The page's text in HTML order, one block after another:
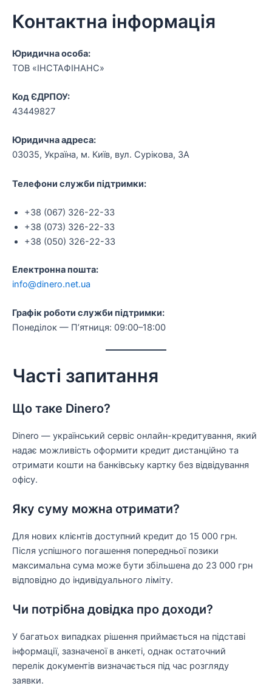
Контактна інформація
Юридична особа:
ТОВ «ІНСТАФІНАНС»
Код ЄДРПОУ:
43449827
Юридична адреса:
03035, Україна, м. Київ, вул. Сурікова, 3А
Телефони служби підтримки:
+38 (067) 326-22-33
+38 (073) 326-22-33
+38 (050) 326-22-33
Електронна пошта:
info@dinero.net.ua
Графік роботи служби підтримки:
Понеділок — П’ятниця: 09:00–18:00
Часті запитання
Що таке Dinero?
Dinero — український сервіс онлайн-кредитування, який
надає можливість оформити кредит дистанційно та
отримати кошти на банківську картку без відвідування
офісу.
Яку суму можна отримати?
Для нових клієнтів доступний кредит до 15 000 грн.
Після успішного погашення попередньої позики
максимальна сума може бути збільшена до 23 000 грн
відповідно до індивідуального ліміту.
Чи потрібна довідка про доходи?
У багатьох випадках рішення приймається на підставі
інформації, зазначеної в анкеті, однак остаточний
перелік документів визначається під час розгляду
заявки.